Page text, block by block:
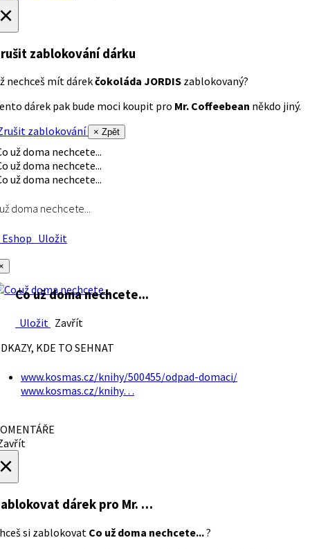
zablokování dárku
nechceš mít dárekčokoláda JORDIS zablokovaný?
dárek pak bude moci koupit pro Mr. Coffeebean někdo jiný.
zablokování
× Zpět
doma nechcete...
Uložit
Co už doma nechcete...
Uložit Zavřít
KDE TO SEHNAT
www.kosmas.cz/knihy/500455/odpad-domaci/
www.kosmas.cz/knihy…
dárek pro Mr. …
si zablokovat Co už doma nechcete...?